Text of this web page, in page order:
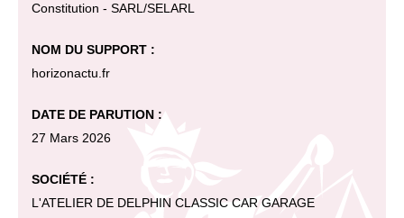
Constitution - SARL/SELARL
NOM DU SUPPORT :
horizonactu.fr
DATE DE PARUTION :
27 Mars 2026
SOCIÉTÉ :
L'ATELIER DE DELPHIN CLASSIC CAR GARAGE